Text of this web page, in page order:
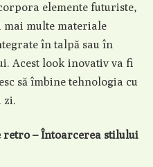
elemente futuriste,
multe materiale
în talpă sau în
Acest look inovativ va fi
să îmbine tehnologia cu
zi.
retro – Întoarcerea stilului